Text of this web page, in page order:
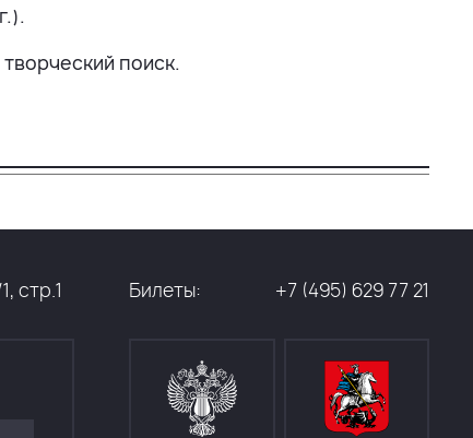
поиск.
стр.1 Билеты: +7 (495) 629 77 21